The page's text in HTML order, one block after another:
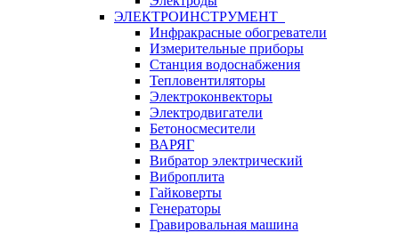
ЭЛЕКТРОИНСТРУМЕНТ
Инфракрасные обогреватели
Измерительные приборы
Станция водоснабжения
Тепловентиляторы
Электроконвекторы
Электродвигатели
Бетоносмесители
ВАРЯГ
Вибратор электрический
Виброплита
Гайковерты
Генераторы
Гравировальная машина